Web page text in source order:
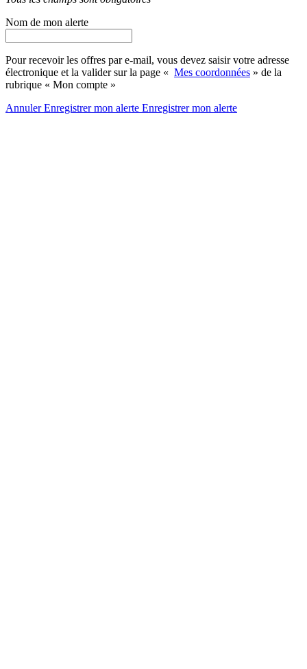
Nom de mon alerte
Pour recevoir les offres par e-mail, vous devez saisir votre adresse
électronique et la valider sur la page « Mes coordonnées » de la
rubrique « Mon compte »
AnnulerEnregistrer mon alerte Enregistrermon alerte